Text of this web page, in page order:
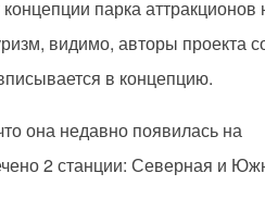
парка аттракционов
видимо, авторы проекта
в концепцию.
она недавно появилась на
2 станции: Северная и